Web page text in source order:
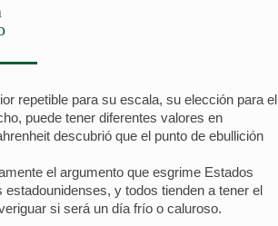
repetible para su escala, su elección para el
puede tener diferentes valores en
descubrió que el punto de ebullición
el argumento que esgrime Estados
y todos tienden a tener el
si será un día frío o caluroso.